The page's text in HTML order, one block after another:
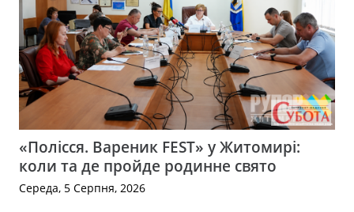
«Полісся. Вареник FEST» у Житомирі:
коли та де пройде родинне свято
Середа, 5 Серпня, 2026